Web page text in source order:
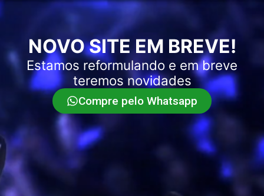
NOVO SITE EM BREVE!
Estamos reformulando e em breve
teremos novidades
Compre pelo Whatsapp